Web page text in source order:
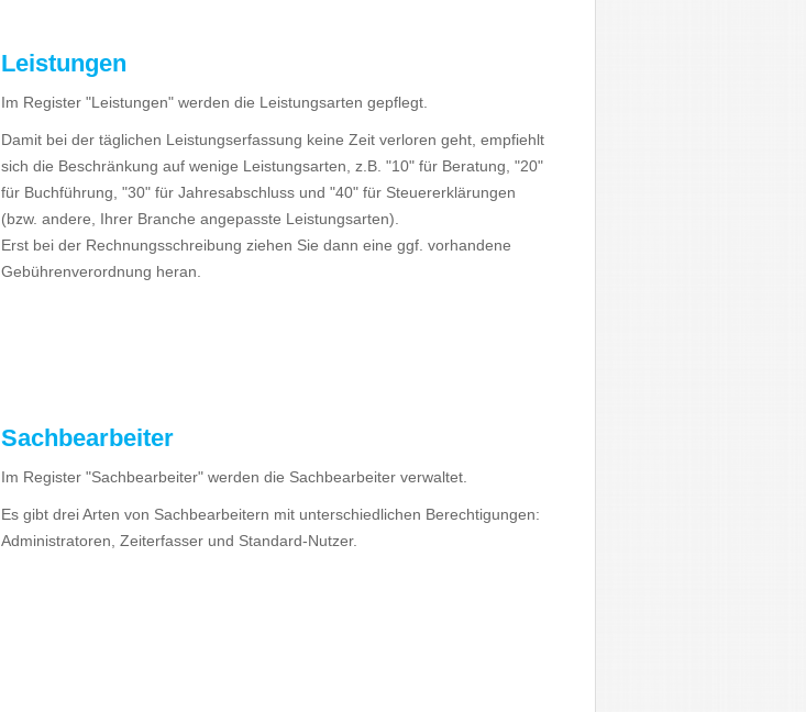
Leistungen
Im Register "Leistungen" werden die Leistungsarten gepflegt.
Damit bei der täglichen Leistungserfassung keine Zeit verloren geht, empfiehlt
sich die Beschränkung auf wenige Leistungsarten, z.B. "10" für Beratung, "20"
für Buchführung, "30" für Jahresabschluss und "40" für Steuererklärungen
(bzw. andere, Ihrer Branche angepasste Leistungsarten).
Erst bei der Rechnungsschreibung ziehen Sie dann eine ggf. vorhandene
Gebührenverordnung heran.
Sachbearbeiter
Im Register "Sachbearbeiter" werden die Sachbearbeiter verwaltet.
Es gibt drei Arten von Sachbearbeitern mit unterschiedlichen Berechtigungen:
Administratoren, Zeiterfasser und Standard-Nutzer.